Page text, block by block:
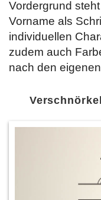
Vordergrund
Vorname als
individuellen
zudem auch
nach den